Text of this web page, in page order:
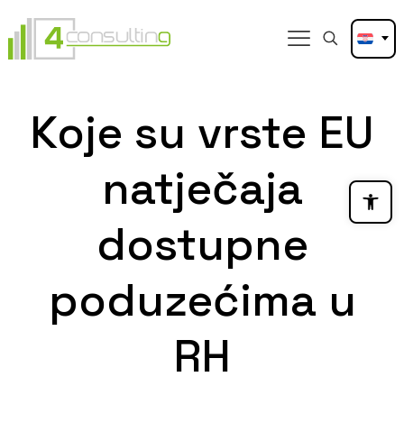
Koje su vrste EU
natječaja
dostupne
poduzećima u
RH